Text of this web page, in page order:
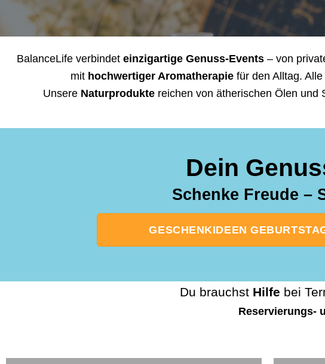
BalanceLife verbindet einzigartige Genuss-Events– von
mit hochwertiger Aromatherapie für den Alltag.
Unsere Naturprodukte reichen von ätherischen Ölen und
Dein
Schenke Freude –
GESCHENKIDEEN
Du brauchst Hilfe bei
Reservierungs-